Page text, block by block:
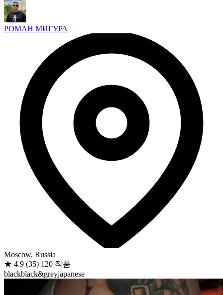
РОМАН МИГУРА
Moscow, Russia
★ 4.9 (35) 120 작품
blackblack&greyjapanese